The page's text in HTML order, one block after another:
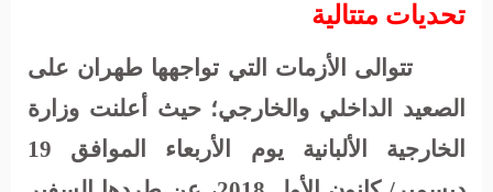
تحديات متتالية
تتوالى الأزمات التي تواجهها طهران على
الصعيد الداخلي والخارجي؛ حيث أعلنت وزارة
الخارجية الألبانية يوم الأربعاء الموافق 19